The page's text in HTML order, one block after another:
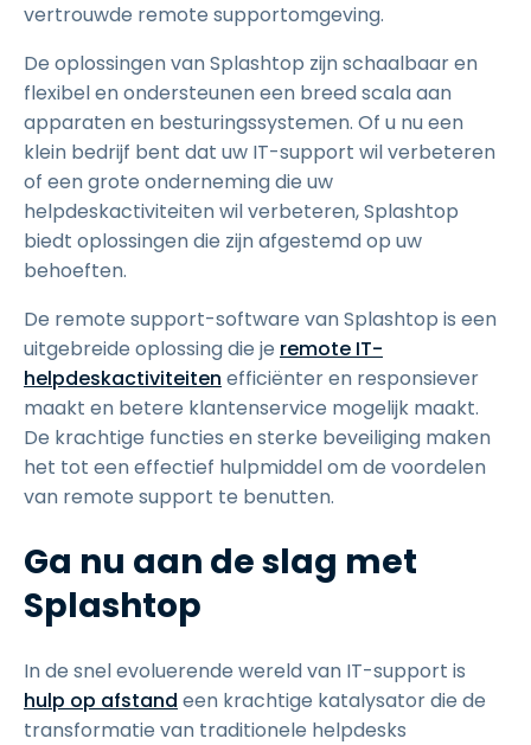
vertrouwde remote supportomgeving.
De oplossingen van Splashtop zijn schaalbaar en
flexibel en ondersteunen een breed scala aan
apparaten en besturingssystemen. Of u nu een
klein bedrijf bent dat uw IT-support wil verbeteren
of een grote onderneming die uw
helpdeskactiviteiten wil verbeteren, Splashtop
biedt oplossingen die zijn afgestemd op uw
behoeften.
De remote support-software van Splashtop is een
uitgebreide oplossing die je remote IT-
helpdeskactiviteiten efficiënter en responsiever
maakt en betere klantenservice mogelijk maakt.
De krachtige functies en sterke beveiliging maken
het tot een effectief hulpmiddel om de voordelen
van remote support te benutten.
Ga nu aan de slag met
Splashtop
In de snel evoluerende wereld van IT-support is
hulp op afstand een krachtige katalysator die de
transformatie van traditionele helpdesks